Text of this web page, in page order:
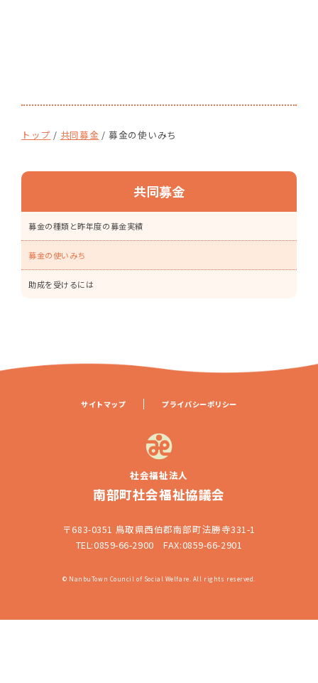
現
位
トップ / 共同募金 / 募金の使いみち
共同募金
募金の種類と昨年度の募金実績
募金の使いみち
助成を受けるには
サイトマップ プライバシーポリシー
社会福祉法人
南部町社会福祉協議会
〒683-0351 鳥取県西伯郡南部町法勝寺331-1
TEL:0859-66-2900 FAX:0859-66-2901
© NanbuTown Council of Social Welfare. All rights reserved.